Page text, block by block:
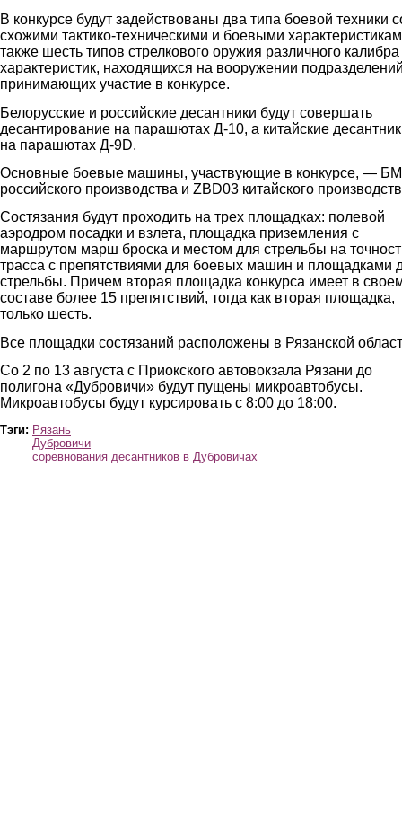
В конкурсе будут задействованы два типа боевой техники
схожими тактико-техническими и боевыми
также шесть типов стрелкового оружия различного калибра
характеристик, находящихся на вооружении
принимающих участие в конкурсе.
Белорусские и российские десантники будут совершать
десантирование на парашютах Д-10, а китайские
на парашютах Д-9D.
Основные боевые машины, участвующие в конкурсе, —
российского производства и ZBD03 китайского
Состязания будут проходить на трех площадках: полевой
аэродром посадки и взлета, площадка приземления с
маршрутом марш броска и местом для стрельбы на
трасса с препятствиями для боевых машин и площадками
стрельбы. Причем вторая площадка конкурса имеет в
составе более 15 препятствий, тогда как вторая площадка,
только шесть.
Все площадки состязаний расположены в Рязанской
Со 2 по 13 августа с Приокского автовокзала Рязани до
полигона «Дубровичи» будут пущены микроавтобусы.
Микроавтобусы будут курсировать с 8:00 до 18:00.
Тэги: Рязань
Дубровичи
соревнования десантников в Дубровичах